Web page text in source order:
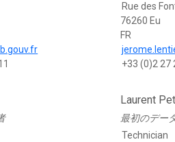
Rue des
76260 Eu
FR
+33 (0)2 27
Laurent
最初のデー
Technician